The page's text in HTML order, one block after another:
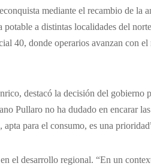
mediante el recambio de la
a distintas localidades del
40, donde operarios avanzan con el
destacó la decisión del gobierno
Pullaro no ha dudado en encarar las
para el consumo, es una
el desarrollo regional. “En un